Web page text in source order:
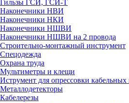
Гильзы ГСИ, ГСИ-Т
Наконечники НВИ
Наконечники НКИ
Наконечники НШВИ
Наконечники НШВИ на 2 провода
Строительно-монтажный инструмент
Спецодежда
Охрана труда
Мультиметры и клещи
Иструмент для опрессовки кабельных
Металлодетекторы
Кабелерезы